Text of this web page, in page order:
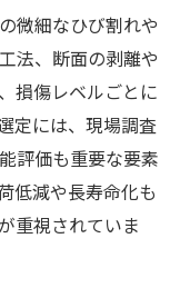
微細なひび割れや
法、断面の剥離や
損傷レベルごとに
定には、現場調査
評価も重要な要素
低減や長寿命化も
重視されていま